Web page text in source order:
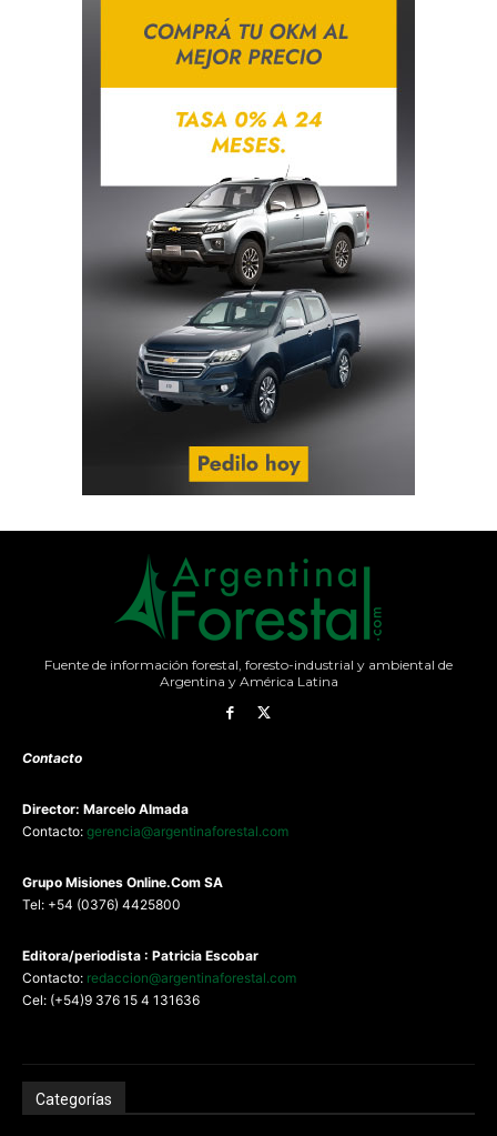
Fuente de información forestal, foresto-industrial y ambiental de
Argentina y América Latina
Contacto
Director: Marcelo Almada
Contacto: gerencia@argentinaforestal.com
Grupo Misiones Online.Com SA
Tel: +54 (0376) 4425800
Editora/periodista : Patricia Escobar
Contacto: redaccion@argentinaforestal.com
Cel: (+54)9 376 15 4 131636
Categorías